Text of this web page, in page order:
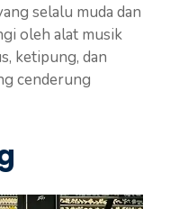
selalu muda dan
oleh alat musik
ketipung, dan
cenderung